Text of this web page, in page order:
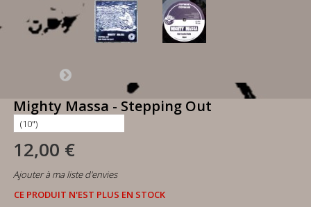
Mighty Massa - Stepping Out
12,00 €
Ajouter à ma liste d'envies
CE PRODUIT N'EST PLUS EN STOCK